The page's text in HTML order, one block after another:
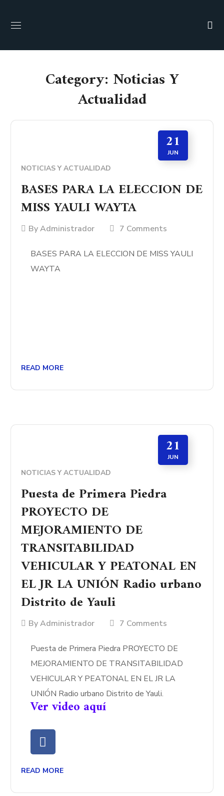
Category: Noticias Y
Actualidad
21
JUN
NOTICIAS Y ACTUALIDAD
BASES PARA LA ELECCION DE
MISS YAULI WAYTA
ByAdministrador 7 Comments
BASES PARA LA ELECCION DE MISS YAULI
WAYTA
READ MORE
21
JUN
NOTICIAS Y ACTUALIDAD
Puesta de Primera Piedra
PROYECTO DE
MEJORAMIENTO DE
TRANSITABILIDAD
VEHICULAR Y PEATONAL EN
EL JR LA UNIÓN Radio urbano
Distrito de Yauli
ByAdministrador 7 Comments
Puesta de Primera Piedra PROYECTO DE
MEJORAMIENTO DE TRANSITABILIDAD
VEHICULAR Y PEATONAL EN EL JR LA
UNIÓN Radio urbano Distrito de Yauli.
Ver video aquí
READ MORE